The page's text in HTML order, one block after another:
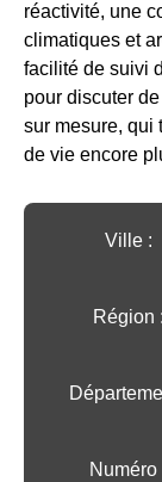
réactivité, une
climatiques et
facilité de suivi
pour discuter
sur mesure, qui
de vie encore
Ville :️
Région :️
Numéro